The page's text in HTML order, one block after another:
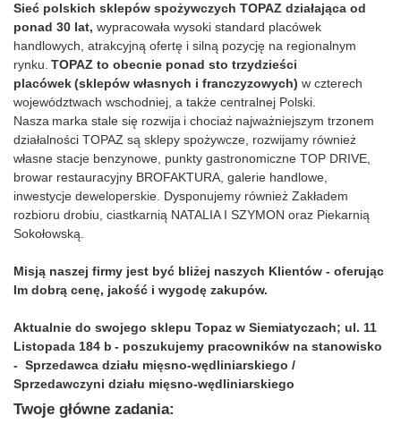
Sieć polskich sklepów spożywczych TOPAZ działająca od
ponad 30 lat, wypracowała wysoki standard placówek
handlowych, atrakcyjną ofertę i silną pozycję na regionalnym
rynku. TOPAZ to obecnie ponad sto trzydzieści
placówek(sklepów własnych i franczyzowych) w czterech
województwach wschodniej, a także centralnej Polski.
Nasza marka stale się rozwija i chociaż najważniejszym trzonem
działalności TOPAZ są sklepy spożywcze , rozwijamy również
własne stacje benzynowe, punkty gastronomiczne TOP DRIVE,
browar restauracyjny BROFAKTURA, galerie handlowe,
inwestycje deweloperskie. Dysponujemy również Zakładem
rozbioru drobiu, ciastkarnią NATALIA I SZYMON oraz Piekarnią
Sokołowską.
Misją naszej firmy jest być bliżej naszych Klientów - oferując
Im dobrą cenę, jakość i wygodę zakupów.
Aktualnie do swojego sklepu Topaz w Siemiatyczach; ul. 11
Listopada 184 b - poszukujemy pracowników na stanowisko
- Sprzedawca działu mięsno-wędliniarskiego /
Sprzedawczyni działu mięsno-wędliniarskiego
Twoje główne zadania: